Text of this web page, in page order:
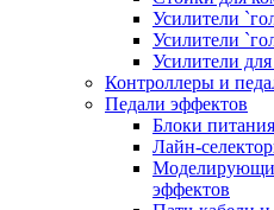
Усилители
Усилители
Усилители
Контроллеры и
Педали эффектов
Блоки питания
Лайн-
эффектов